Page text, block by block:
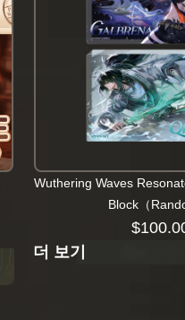
Wuthering Waves
Block（
$
더 보기